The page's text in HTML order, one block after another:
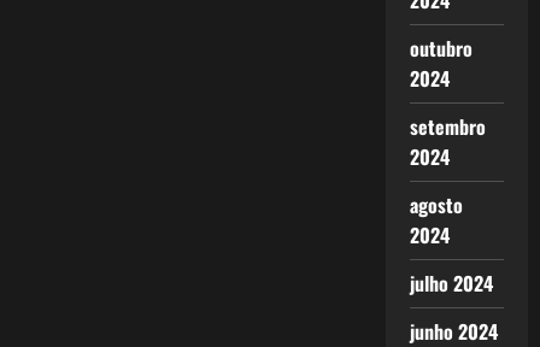
outubro
2024
setembro
2024
agosto
2024
julho 2024
junho 2024